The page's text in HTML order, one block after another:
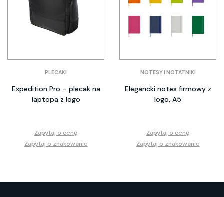
PLECAKI
Expedition Pro – plecak na
laptopa z logo
Zapytaj o cenę
Zapytaj o znakowanie
NOTESY I NOTATNIKI
Elegancki notes firmowy z
logo, A5
Zapytaj o cenę
Zapytaj o znakowanie